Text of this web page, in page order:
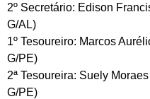
2º Secretário: Edison
G/AL)
1º Tesoureiro: Marcos
G/PE)
2ª Tesoureira: Suely
G/PE)